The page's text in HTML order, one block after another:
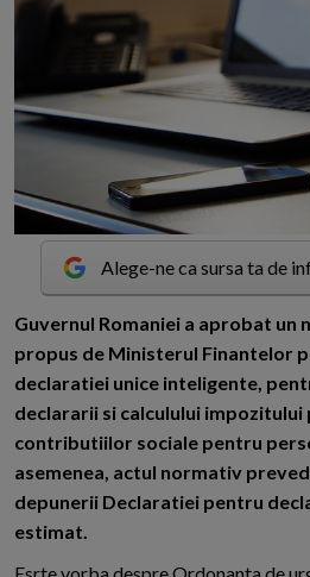
Alege-ne ca sursa ta de
Guvernul Romaniei a aprobat un
propus de Ministerul Finantelor
declaratiei unice inteligente,
declararii si calculului impozitului
contributiilor sociale pentru
asemenea, actul normativ
depunerii Declaratiei pentru
estimat.